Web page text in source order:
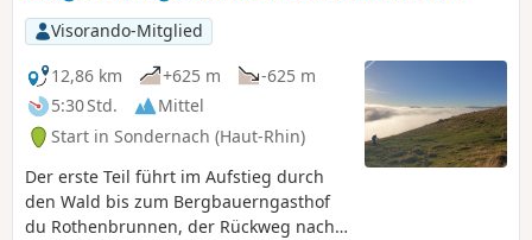
beachten ist auch, dass der Abstieg stärker durch den Wald
führt als der Aufstieg.
Visorando-Mitglied
12,86 km
+625 m
-625 m
5:30 Std.
Mittel
Start in Sondernach (Haut-Rhin)
Der erste Teil führt im Aufstieg durch
den Wald bis zum Bergbauerngasthof
du Rothenbrunnen, der Rückweg nach